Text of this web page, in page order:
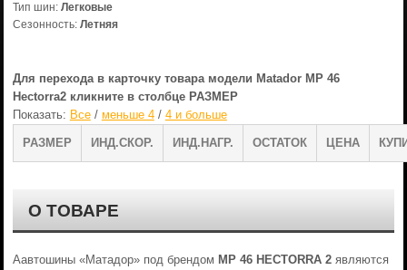
Тип шин: Легковые
Сезонность: Летняя
Для перехода в карточку товара модели Matador MP 46
Hectorra2 кликните в столбце РАЗМЕР
Показать: Все/ меньше 4/ 4 и больше
РАЗМЕР ИНД.СКОР. ИНД.НАГР. ОСТАТОК ЦЕНА
О ТОВАРЕ
Аавтошины «Матадор» под брендом MP 46 HECTORRA 2являются